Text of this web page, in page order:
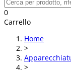
0
Carrello
Home
>
>